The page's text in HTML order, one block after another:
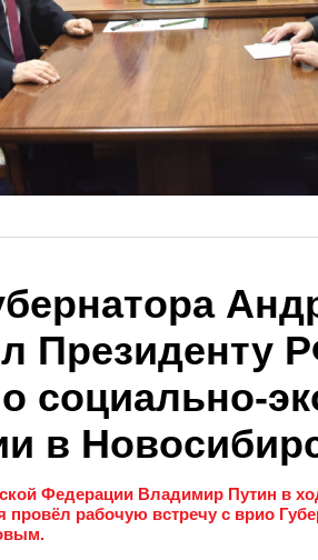
Президенту
социально-
в
Федерации Владимир Путин в
провёл рабочую встречу с врио